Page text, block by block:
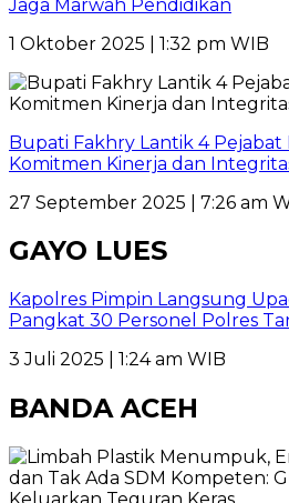
Jaga Marwah Pendidikan
1 Oktober 2025 | 1:32 pm WIB
Bupati Fakhry Lantik 4 Pejabat
Komitmen Kinerja dan
27 September 2025 | 7:26 am
GAYO LUES
Kapolres Pimpin Langsung
Pangkat 30 Personel Polres
3 Juli 2025 | 1:24 am WIB
BANDA ACEH